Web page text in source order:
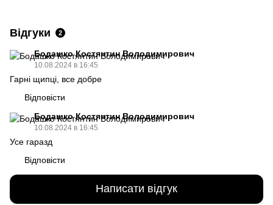
Відгуки 2
Бодашко Костянтин Володимирович
10.08.2024 в 16:45
Гарні щипці, все добре
Відповісти
Бодашко Костянтин Володимирович
10.08.2024 в 16:45
Усе гаразд
Відповісти
Написати відгук